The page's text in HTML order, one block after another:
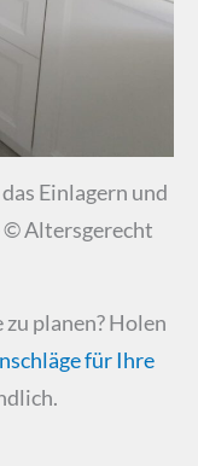
Einlagern und
© Altersgerecht
planen? Holen
für Ihre